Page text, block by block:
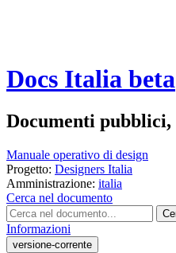
Docs Italia beta
Documenti
Manuale operativo di design
Progetto: Designers Italia
Amministrazione: italia
Cerca nel documento
Informazioni
versione-corrente